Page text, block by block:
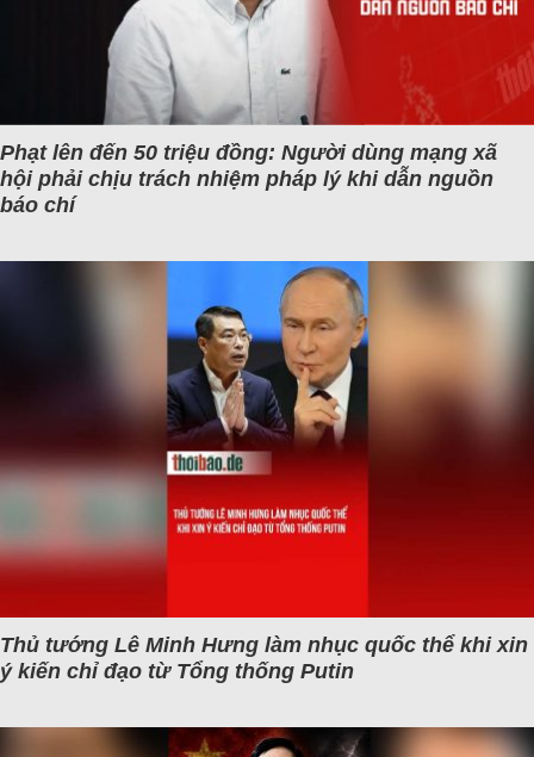
Phạt lên đến 50 triệu đồng: Người dùng mạng xã
hội phải chịu trách nhiệm pháp lý khi dẫn nguồn
báo chí
Thủ tướng Lê Minh Hưng làm nhục quốc thể khi xin
ý kiến chỉ đạo từ Tổng thống Putin